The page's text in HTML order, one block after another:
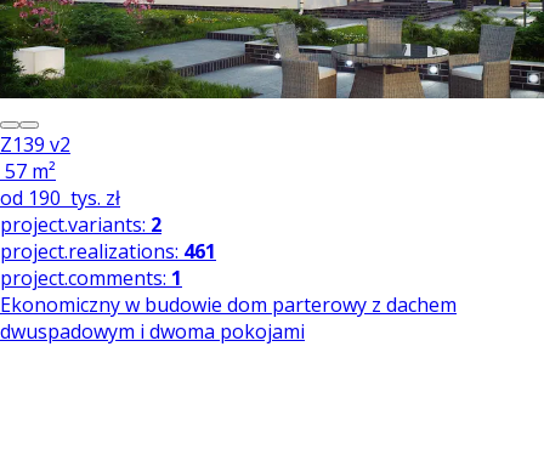
Z139 v2
57 m²
od 190 tys. zł
project.variants: 2
project.realizations: 461
project.comments: 1
Ekonomiczny w budowie dom parterowy z dachem
dwuspadowym i dwoma pokojami